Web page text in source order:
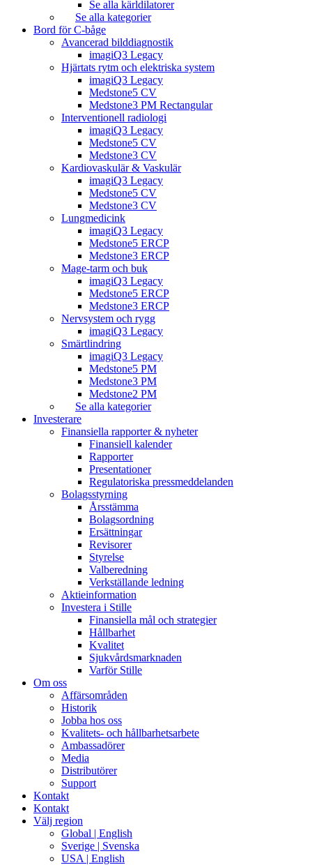
Se alla kärldilatorer
Se alla kategorier
Bord för C-båge
Avancerad bilddiagnostik
imagiQ3 Legacy
Hjärtats rytm och elektriska system
imagiQ3 Legacy
Medstone5 CV
Medstone3 PM Rectangular
Interventionell radiologi
imagiQ3 Legacy
Medstone5 CV
Medstone3 CV
Kardiovaskulär & Vaskulär
imagiQ3 Legacy
Medstone5 CV
Medstone3 CV
Lungmedicink
imagiQ3 Legacy
Medstone5 ERCP
Medstone3 ERCP
Mage-tarm och buk
imagiQ3 Legacy
Medstone5 ERCP
Medstone3 ERCP
Nervsystem och rygg
imagiQ3 Legacy
Smärtlindring
imagiQ3 Legacy
Medstone5 PM
Medstone3 PM
Medstone2 PM
Se alla kategorier
Investerare
Finansiella rapporter & nyheter
Finansiell kalender
Rapporter
Presentationer
Regulatoriska pressmeddelanden
Bolagsstyrning
Årsstämma
Bolagsordning
Ersättningar
Revisorer
Styrelse
Valberedning
Verkställande ledning
Aktieinformation
Investera i Stille
Finansiella mål och strategier
Hållbarhet
Kvalitet
Sjukvårdsmarknaden
Varför Stille
Om oss
Affärsområden
Historik
Jobba hos oss
Kvalitets- och hållbarhetsarbete
Ambassadörer
Media
Distributörer
Support
Kontakt
Kontakt
Välj region
Global | English
Sverige | Svenska
USA | English